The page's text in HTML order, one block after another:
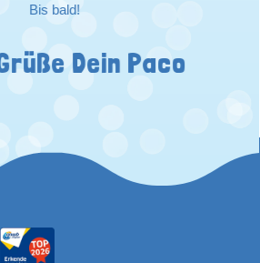
Bis bald!
Dein Paco